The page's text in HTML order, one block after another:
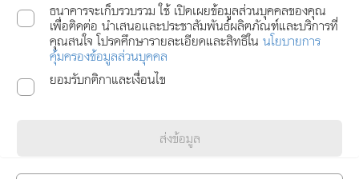
ธนาคารจะเก็บรวบรวม ใช้ เปิดเผยข้อมูลส่วนบุคคลของคุณ
เพื่อติดต่อ นำเสนอและประชาสัมพันธ์ผลิตภัณฑ์และบริการที่
คุณสนใจ โปรดศึกษารายละเอียดและสิทธิใน นโยบายการ
คุ้มครองข้อมูลส่วนบุคคล
ยอมรับกติกาและเงื่อนไข
ส่งข้อมูล